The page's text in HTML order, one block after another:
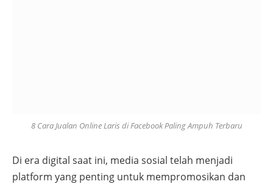
8 Cara Jualan Online Laris di Facebook Paling Ampuh Terbaru
Di era digital saat ini, media sosial telah menjadi
platform yang penting untuk mempromosikan dan